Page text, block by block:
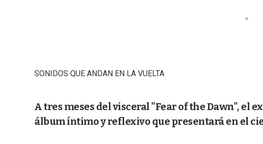
SONIDOS QUE ANDAN EN LA VUELTA
A tres meses del visceral "Fear of the Dawn", el
álbum íntimo y reflexivo que presentará en el